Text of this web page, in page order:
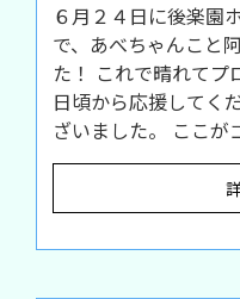
６月２４日に後楽園
で、あべちゃんこと
た！ これで晴れてプ
日頃から応援してく
ざいました。 ここ